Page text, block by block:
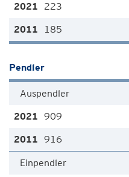
223
185
Pendler
Auspendler
909
916
Einpendler